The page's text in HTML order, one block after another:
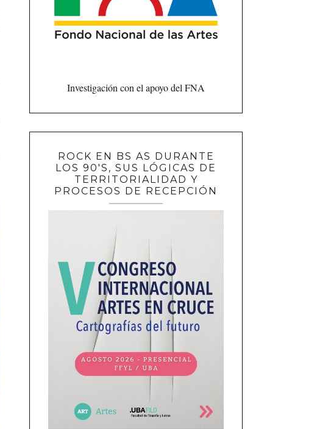
Investigación con el apoyo del FNA
ROCK EN BS AS DURANTE
LOS 90'S, SUS LÓGICAS DE
TERRITORIALIDAD Y
PROCESOS DE RECEPCIÓN